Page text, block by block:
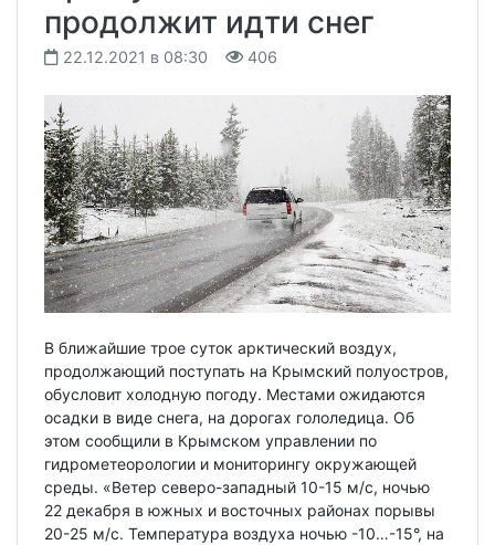
продолжит идти снег
22.12.2021 в 08:30 406
В ближайшие трое суток арктический воздух,
продолжающий поступать на Крымский полуостров,
обусловит холодную погоду. Местами ожидаются
осадки в виде снега, на дорогах гололедица. Об
этом сообщили в Крымском управлении по
гидрометеорологии и мониторингу окружающей
среды. «Ветер северо-западный 10-15 м/с, ночью
22 декабря в южных и восточных районах порывы
20-25 м/с. Температура воздуха ночью -10…-15°, на